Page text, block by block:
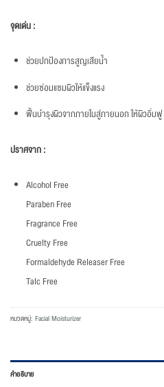
จุดเด่น :
ช่วยปกป้องการสูญเสียน้ำ
ช่วยซ่อมแซมผิวให้แข็งแรง
ฟื้นบำรุงผิวจากภายในสู่ภายนอก ให้ผิวอิ่มฟู
ปราศจาก :
Alcohol Free
Paraben Free
Fragrance Free
Cruelty Free
Formaldehyde Releaser Free
Talc Free
หมวดหมู่: Facial Moisturizer
คำอธิบาย